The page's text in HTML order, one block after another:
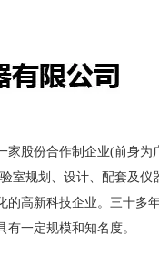
股份合作制企业(前身为
室规划、设计、配套及仪
的高新科技企业。三十多
一定规模和知名度。